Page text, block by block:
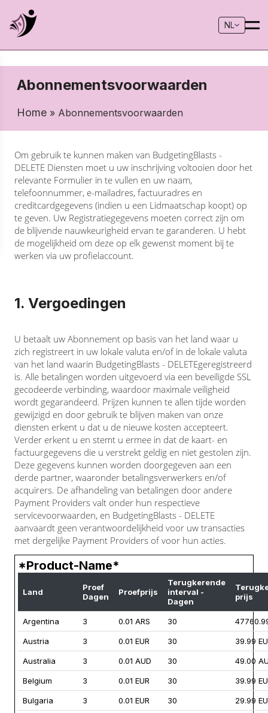
NL
Abonnementsvoorwaarden
Home » Abonnementsvoorwaarden
Om gebruik te kunnen maken van BudgetingBlasts -
DELETE Diensten moet u uw inschrijving voltooien door het
relevante Formulier in te vullen en uw naam,
telefoonnummer, e-mailadres, factuuradres en
creditcardgegevens (indien u een Lidmaatschap koopt) op
te geven. Uw Registratiegegevens moeten correct zijn om
de blijvende nauwkeurigheid ervan te garanderen. U hebt
de mogelijkheid om deze op elk gewenst moment bij te
werken via uw profielaccount.
1. Vergoedingen
U betaalt uw Abonnement op basis van het land waar u
zich registreert in uw lokale valuta en/of in de lokale valuta
van het land waarin BudgetingBlasts - DELETEgeregistreerd
is. Alle betalingen worden uitgevoerd via een beveiligde SSL
gecodeerde verbinding, waardoor maximale veiligheid
wordt gegarandeerd. Prijzen kunnen te allen tijde worden
gewijzigd en door gebruik te blijven maken van onze
diensten erkent u dat u de nieuwe kosten accepteert.
Verder erkent u en stemt u ermee in dat de kaart- en
factuurgegevens die u verstrekt geldig en niet gestolen zijn.
Deze gegevens kunnen worden doorgegeven aan een
derde partner, waaronder betalingsverwerkers en/of
acquirers. De afhandeling van betalingen door andere
Payment Providers valt onder hun respectieve
servicevoorwaarden, en BudgetingBlasts - DELETE
aanvaardt geen verantwoordelijkheid voor uw transacties
met dergelijke Payment Providers of voor hun acties.
*Product-Name*
Land
Proef
Dagen
Proefprijs
Terugkerende
interval -
Dagen
prijs
Argentina 3 0.01 ARS 30
Austria 3 0.01 EUR 30 39.99
Australia 3 0.01 AUD 30 49.00
Belgium 3 0.01 EUR 30 39.99
Bulgaria 3 0.01 EUR 30 29.99